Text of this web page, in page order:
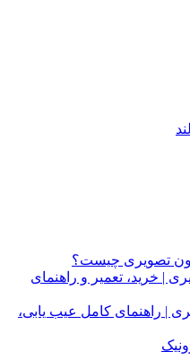
تصویری چیست؟
| خرید، تعمیر و راهنمای
| راهنمای کامل عیب یابی،